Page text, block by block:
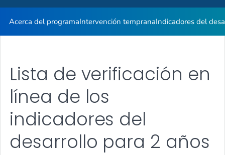
Acerca del programaIntervención tempranaIndicadores del
Lista de verificación en
línea de los
indicadores del
desarrollo para 2 años